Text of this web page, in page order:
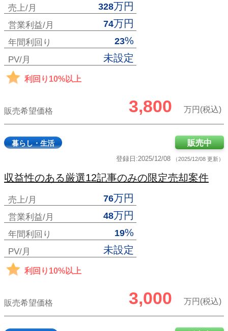
売上/月 328万円
営業利益/月 74万円
年間利回り 23%
PV/月 未設定
利回り10%以上
販売希望価格 3,800 万円(税込)
暮らし・生活
登録日:2025/12/08 （2025/12/08 更新）
販売中
収益性のある厳選12記事のみの限定売却案件
売上/月 76万円
営業利益/月 48万円
年間利回り 19%
PV/月 未設定
利回り10%以上
販売希望価格 3,000 万円(税込)